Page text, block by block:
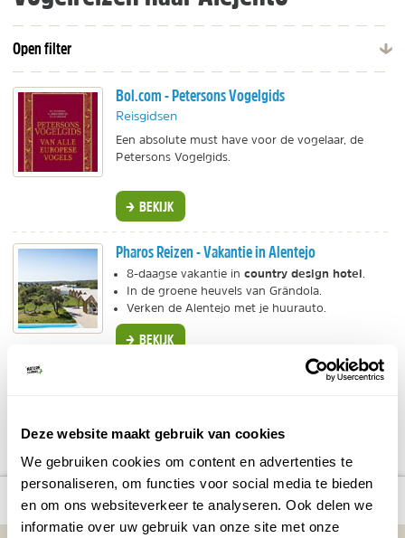
Deze website maakt gebruik van cookies
We gebruiken cookies om content en advertenties te
personaliseren, om functies voor social media te bieden
en om ons websiteverkeer te analyseren. Ook delen we
informatie over uw gebruik van onze site met onze
Open filter
Bol.com - Petersons Vogelgids
Reisgidsen
Een absolute must have voor de vogelaar, de
Petersons Vogelgids.
BEKIJK
Pharos Reizen - Vakantie in Alentejo
8-daagse vakantie in country design hotel
In de groene heuvels van Grândola.
Verken de Alentejo met je huurauto.
BEKIJK
number_of_trips:
2
Bekijk alle reizen naar Vogels in
Alentejo
Bekijk
kaart